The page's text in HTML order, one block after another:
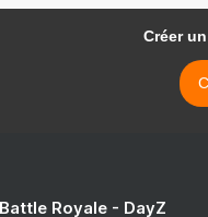
Créer
Royale - DayZ